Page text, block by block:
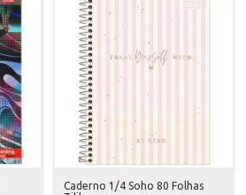
Caderno 1/4 Soho 80 Folhas